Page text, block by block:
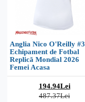
Anglia Nico O'Reilly #3
Echipament de Fotbal
Replică Mondial 2026
Femei Acasa
194.94Lei
487.37Lei